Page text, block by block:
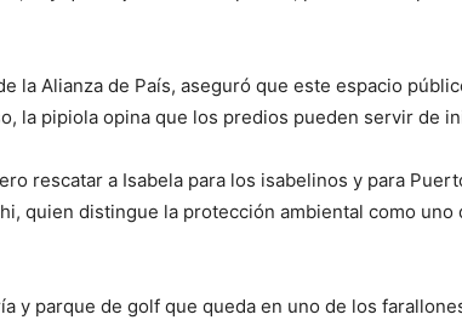
la Alianza de País, aseguró que este espacio
la pipiola opina que los predios pueden servir de
rescatar a Isabela para los isabelinos y para
quien distingue la protección ambiental como
y parque de golf que queda en uno de los